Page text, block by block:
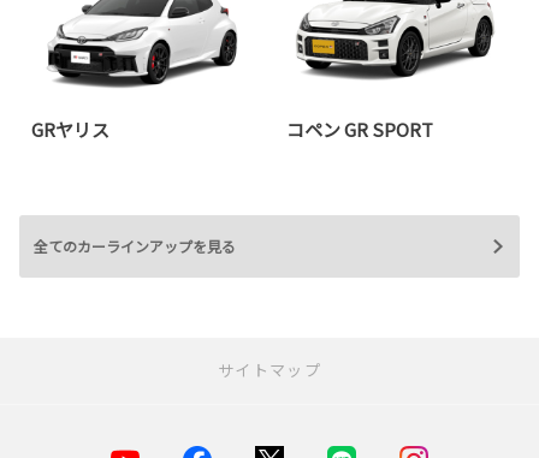
GRヤリス コペン GR SPORT
全てのカーラインアップを見る
サイトマップ